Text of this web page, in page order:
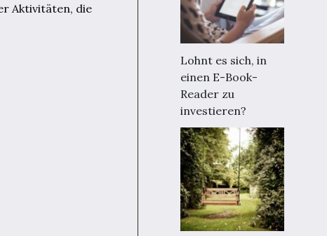
Aktivitäten, die
Lohnt es sich, in
einen E-Book-
Reader zu
investieren?